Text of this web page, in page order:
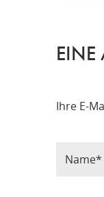
EINE
Ihre E-